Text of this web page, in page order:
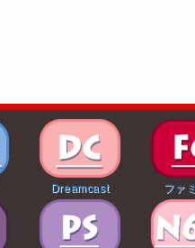
Dreamcast ファ